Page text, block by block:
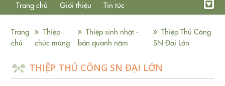
Trang chủ Giới thiệu Tin tức
Trang
chủ
Thiệp
chúc mừng
Thiệp sinh nhật -
bán quanh năm
Thiệp Thủ Công
SN Đại Lớn
THIỆP THỦ CÔNG SN ĐẠI LỚN